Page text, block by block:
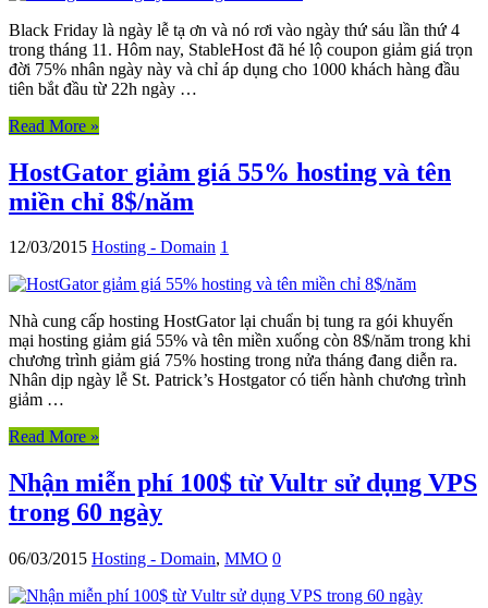
Black Friday là ngày lễ tạ ơn và nó rơi vào ngày thứ sáu lần thứ 4
trong tháng 11. Hôm nay, StableHost đã hé lộ coupon giảm giá trọn
đời 75% nhân ngày này và chỉ áp dụng cho 1000 khách hàng đầu
tiên bắt đầu từ 22h ngày …
Read More »
HostGator giảm giá 55% hosting và tên
miền chỉ 8$/năm
12/03/2015 Hosting - Domain 1
Nhà cung cấp hosting HostGator lại chuẩn bị tung ra gói khuyến
mại hosting giảm giá 55% và tên miền xuống còn 8$/năm trong khi
chương trình giảm giá 75% hosting trong nửa tháng đang diễn ra.
Nhân dịp ngày lễ St. Patrick’s Hostgator có tiến hành chương trình
giảm …
Read More »
Nhận miễn phí 100$ từ Vultr sử dụng VPS
trong 60 ngày
06/03/2015 Hosting - Domain, MMO 0